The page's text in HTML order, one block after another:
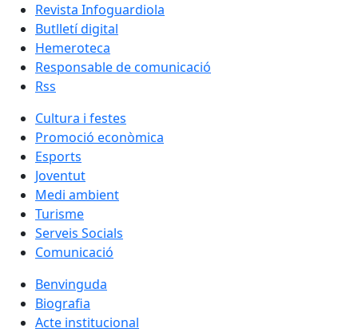
Revista Infoguardiola
Butlletí digital
Hemeroteca
Responsable de comunicació
Rss
Cultura i festes
Promoció econòmica
Esports
Joventut
Medi ambient
Turisme
Serveis Socials
Comunicació
Benvinguda
Biografia
Acte institucional